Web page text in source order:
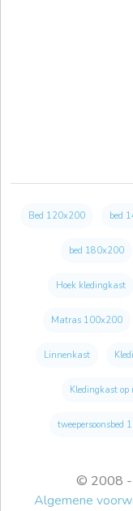
© 2008 -
Algemene
Bed 120x200 bed
bed 180x200
Hoek kledingkast
Matras 100x200
Linnenkast
Kledingkast op
tweepersoonsbed